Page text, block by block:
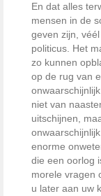
En dat alles
mensen in de
geven zijn,
politicus. Het
zo kunnen
op de rug van
niet van
uitschijnen,
enorme
die een oorlog
morele vragen
u later aan uw